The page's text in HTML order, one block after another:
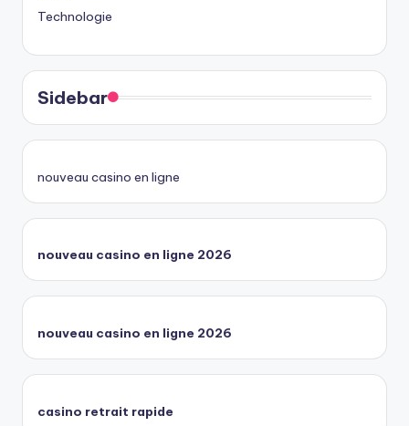
Technologie
Sidebar
nouveau casino en ligne
nouveau casino en ligne 2026
nouveau casino en ligne 2026
casino retrait rapide